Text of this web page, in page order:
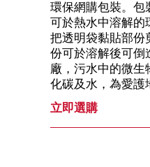
環保網購包裝。包
可於熱水中溶解的
把透明袋黏貼部份
份可於溶解後可倒
廠，污水中的微生
化碳及水，為愛護
立即選購